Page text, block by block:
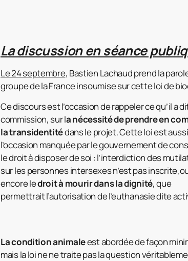
La discussion en séance
Le 24 septembre, Bastien Lachaud prend la
groupe de la France insoumise sur cette loi de
Ce discours est l’occasion de rappeler ce qu’il a
commission, sur la nécessité de prendre en
la transidentitédans le projet. Cette loi est aussi
l’occasion manquée par le gouvernement de
le droit à disposer de soi : l’interdiction des
sur les personnes intersexes n’est pas
encore ledroit à mourir dans la dignité, que
permettrait l’autorisation de l’euthanasie dite
La condition animaleest abordée de façon
mais la loi ne ne traite pas la question